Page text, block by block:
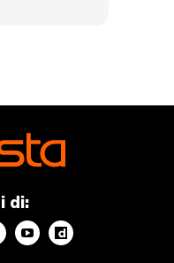
lada merah dan halia
mengurangkan
meningkatkan
rempah mempunyai ciri
di: